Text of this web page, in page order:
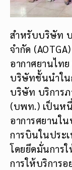
สำหรับบริษัท
จำกัด
อากาศยานไท
บริษัทชั้นนำใน
บริษัท บริการ
(บพท.) เป็นห
อาการศยานใ
การบินในประ
โดยยึดมั่นการ
การให้บริการ